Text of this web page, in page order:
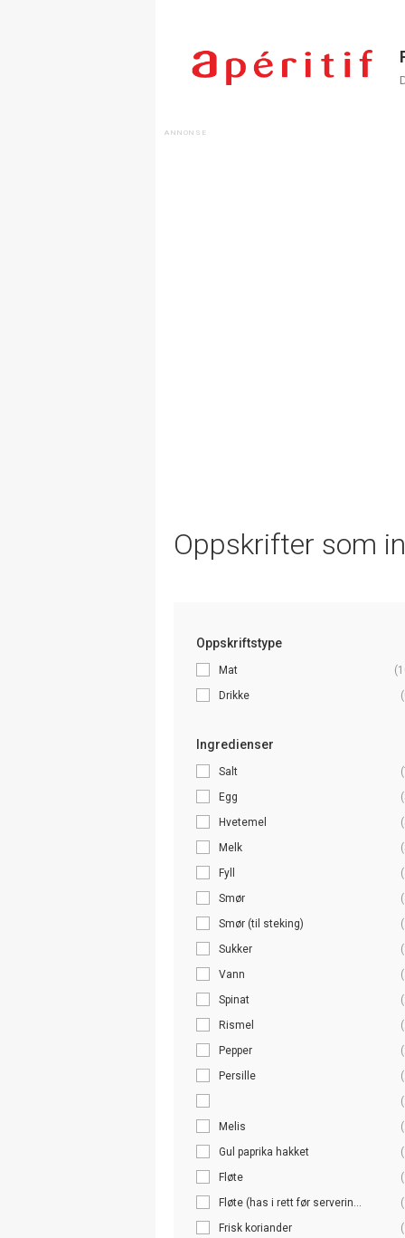
Oppskrifter som
Oppskriftstype
Mat
Drikke
Ingredienser
Salt
Egg
Hvetemel
Melk
Fyll
Smør
Smør (til steking)
Sukker
Vann
Spinat
Rismel
Pepper
Persille
Melis
Gul paprika hakket
Fløte
Fløte (has i rett før serverin...
Frisk koriander